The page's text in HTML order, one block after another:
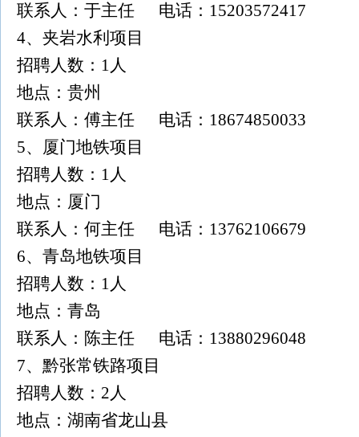
联系人：于主任 电话：15203572417
4、夹岩水利项目
招聘人数：1人
地点：贵州
联系人：傅主任 电话：18674850033
5、厦门地铁项目
招聘人数：1人
地点：厦门
联系人：何主任 电话：13762106679
6、青岛地铁项目
招聘人数：1人
地点：青岛
联系人：陈主任 电话：13880296048
7、黔张常铁路项目
招聘人数：2人
地点：湖南省龙山县